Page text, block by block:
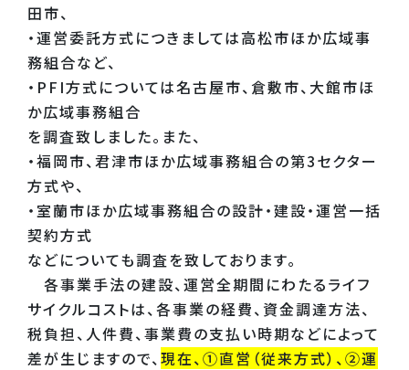
田市、
・運営委託方式につきましては高松市ほか広域事
務組合など、
・PFI方式については名古屋市、倉敷市、大館市ほ
か広域事務組合
を調査致しました。また、
・福岡市、君津市ほか広域事務組合の第3セクター
方式や、
・室蘭市ほか広域事務組合の設計・建設・運営一括
契約方式
などについても調査を致しております。
各事業手法の建設、運営全期間にわたるライフ
サイクルコストは、各事業の経費、資金調達方法、
税負担、人件費、事業費の支払い時期などによって
差が生じますので、 現在、①直営（従来方式）、②運